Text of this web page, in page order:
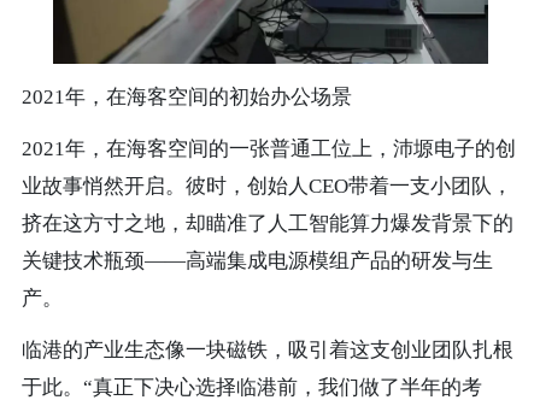
2021年，在海客空间的初始办公场景
2021年，在海客空间的一张普通工位上，沛塬电子的创
业故事悄然开启。彼时，创始人CEO带着一支小团队，
挤在这方寸之地，却瞄准了人工智能算力爆发背景下的
关键技术瓶颈——高端集成电源模组产品的研发与生
产。
临港的产业生态像一块磁铁，吸引着这支创业团队扎根
于此。“真正下决心选择临港前，我们做了半年的考